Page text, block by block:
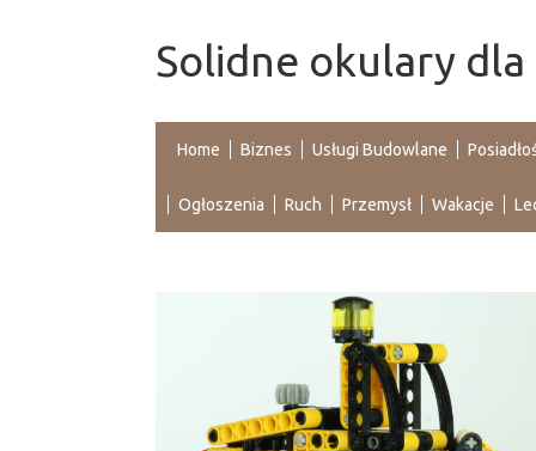
Solidne okulary dla
Home Biznes Usługi Budowlane
Ogłoszenia Ruch Przemysł Wakacje